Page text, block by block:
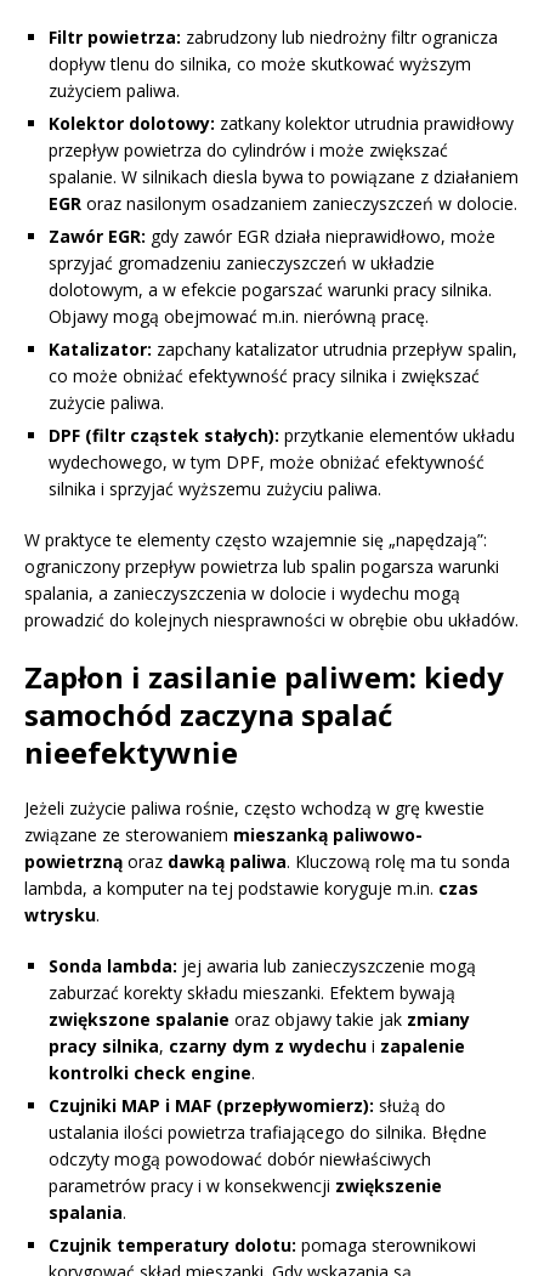
Filtr powietrza: zabrudzony lub niedrożny filtr ogranicza
dopływ tlenu do silnika, co może skutkować wyższym
zużyciem paliwa.
Kolektor dolotowy: zatkany kolektor utrudnia prawidłowy
przepływ powietrza do cylindrów i może zwiększać
spalanie. W silnikach diesla bywa to powiązane z działaniem
EGR oraz nasilonym osadzaniem zanieczyszczeń w dolocie.
Zawór EGR: gdy zawór EGR działa nieprawidłowo, może
sprzyjać gromadzeniu zanieczyszczeń w układzie
dolotowym, a w efekcie pogarszać warunki pracy silnika.
Objawy mogą obejmować m.in. nierówną pracę.
Katalizator: zapchany katalizator utrudnia przepływ spalin,
co może obniżać efektywność pracy silnika i zwiększać
zużycie paliwa.
DPF (filtr cząstek stałych): przytkanie elementów układu
wydechowego, w tym DPF, może obniżać efektywność
silnika i sprzyjać wyższemu zużyciu paliwa.
W praktyce te elementy często wzajemnie się „napędzają”:
ograniczony przepływ powietrza lub spalin pogarsza warunki
spalania, a zanieczyszczenia w dolocie i wydechu mogą
prowadzić do kolejnych niesprawności w obrębie obu układów.
Zapłon i zasilanie paliwem: kiedy
samochód zaczyna spalać
nieefektywnie
Jeżeli zużycie paliwa rośnie, często wchodzą w grę kwestie
związane ze sterowaniem mieszanką paliwowo-
powietrzną oraz dawką paliwa. Kluczową rolę ma tu sonda
lambda, a komputer na tej podstawie koryguje m.in. czas
wtrysku.
Sonda lambda: jej awaria lub zanieczyszczenie mogą
zaburzać korekty składu mieszanki. Efektem bywają
zwiększone spalanie oraz objawy takie jak zmiany
pracy silnika, czarny dym z wydechu i zapalenie
kontrolki check engine.
Czujniki MAP i MAF (przepływomierz): służą do
ustalania ilości powietrza trafiającego do silnika. Błędne
odczyty mogą powodować dobór niewłaściwych
parametrów pracy i w konsekwencji zwiększenie
spalania.
Czujnik temperatury dolotu: pomaga sterownikowi
korygować skład mieszanki. Gdy wskazania są